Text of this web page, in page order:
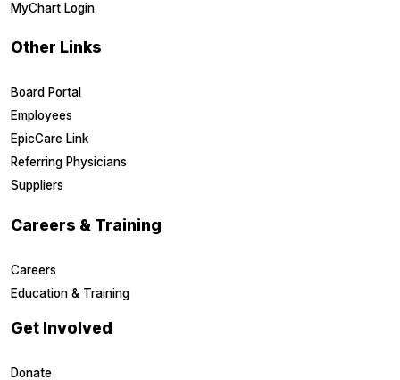
MyChart Login
Other Links
Board Portal
Employees
EpicCare Link
Referring Physicians
Suppliers
Careers & Training
Careers
Education & Training
Get Involved
Donate